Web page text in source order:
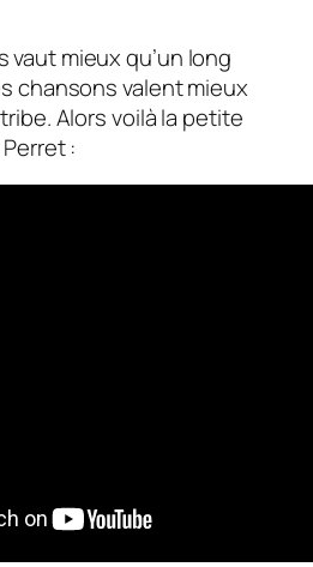
vaut mieux qu’un long
chansons valent mieux
Alors voilà la petite
: